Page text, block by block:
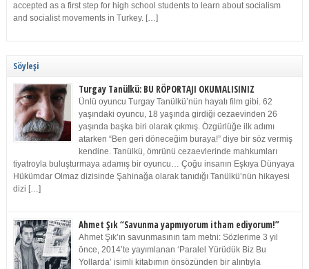
accepted as a first step for high school students to learn about socialism
and socialist movements in Turkey. […]
Söyleşi
Turgay Tanülkü: BU RÖPORTAJI OKUMALISINIZ
Ünlü oyuncu Turgay Tanülkü’nün hayatı film gibi. 62
yaşındaki oyuncu, 18 yaşında girdiği cezaevinden 26
yaşında başka biri olarak çıkmış. Özgürlüğe ilk adımı
atarken “Ben geri döneceğim buraya!” diye bir söz vermiş
kendine. Tanülkü, ömrünü cezaevlerinde mahkumları
tiyatroyla buluşturmaya adamış bir oyuncu… Çoğu insanın Eşkıya Dünyaya
Hükümdar Olmaz dizisinde Şahinağa olarak tanıdığı Tanülkü’nün hikayesi
dizi […]
Ahmet Şık “Savunma yapmıyorum itham ediyorum!”
Ahmet Şık’ın savunmasının tam metni: Sözlerime 3 yıl
önce, 2014’te yayımlanan ‘Paralel Yürüdük Biz Bu
Yollarda’ isimli kitabımın önsözünden bir alıntıyla